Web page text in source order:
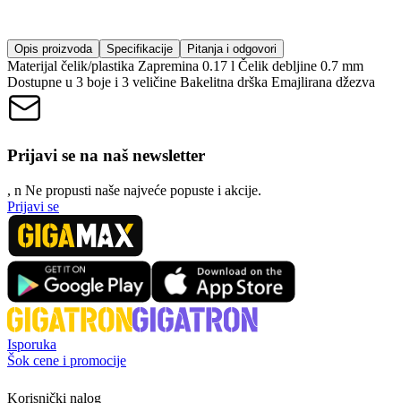
Opis proizvoda Specifikacije Pitanja i odgovori
Materijal čelik/plastika Zapremina 0.17 l Čelik debljine 0.7 mm
Dostupne u 3 boje i 3 veličine Bakelitna drška Emajlirana džezva
Prijavi se na naš newsletter
, n Ne propusti naše najveće popuste i akcije.
Prijavi se
Isporuka
Šok cene i promocije
Korisnički nalog